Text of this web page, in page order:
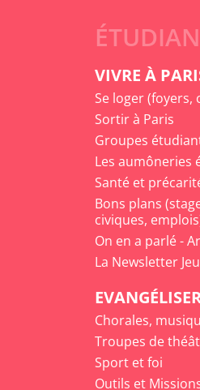
VIVRE À
Se loger (foyers,
Sortir à Paris
Groupes
Les aumôneries
Santé et
Bons plans
civiques,
On en a parlé -
La Newsletter
Chorales,
Troupes de
Sport et foi
Outils et